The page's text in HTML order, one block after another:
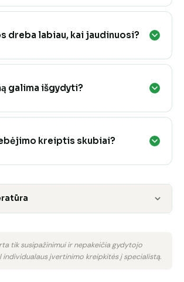
dreba labiau, kai jaudinuosi?
galima išgydyti?
kreiptis skubiai?
tik susipažinimui ir nepakeičia gydytojo
individualaus įvertinimo kreipkitės į specialistą.